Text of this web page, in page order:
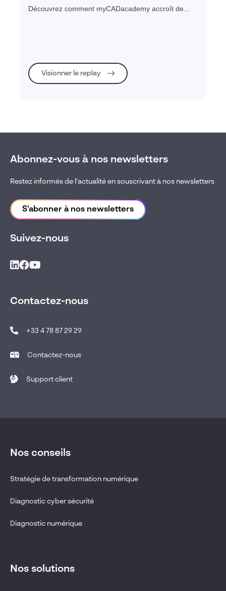
votre rythme, progressez sans limite
Découvrez comment myCADacademy accroît de
Visionner le replay
Abonnez-vous à nos newsletters
Restez informés de l’actualité en souscrivant à nos newsletters
S'abonner à nos newsletters
Suivez-nous
Contactez-nous
+33 4 78 87 29 29
Contactez-nous
Support client
Nos conseils
Stratégie de transformation numérique
Diagnostic cyber sécurité
Diagnostic numérique
Nos solutions